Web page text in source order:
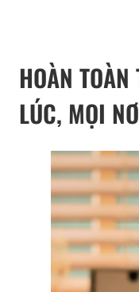
HOÀN
LÚC, MỌI